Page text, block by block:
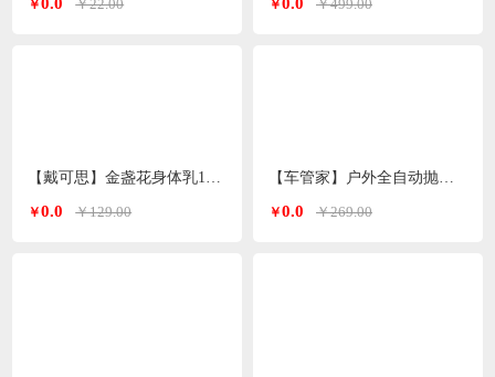
￥ ￥22.00
￥0.0 ￥129.00
￥ ￥499.00
￥0.0 ￥269.00